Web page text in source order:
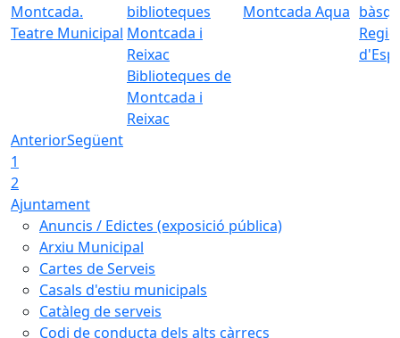
Teatre Municipal
Biblioteques de
Montcada i
Reixac
Montcada Aqua
AnteriorSegüent
1
2
Ajuntament
Anuncis / Edictes (exposició pública)
Arxiu Municipal
Cartes de Serveis
Casals d'estiu municipals
Catàleg de serveis
Codi de conducta dels alts càrrecs